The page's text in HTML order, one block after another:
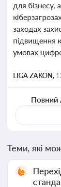
для бізнесу,
заходах
підвищення
умовах
LIGA ZAKON,
Повний
Теми, які